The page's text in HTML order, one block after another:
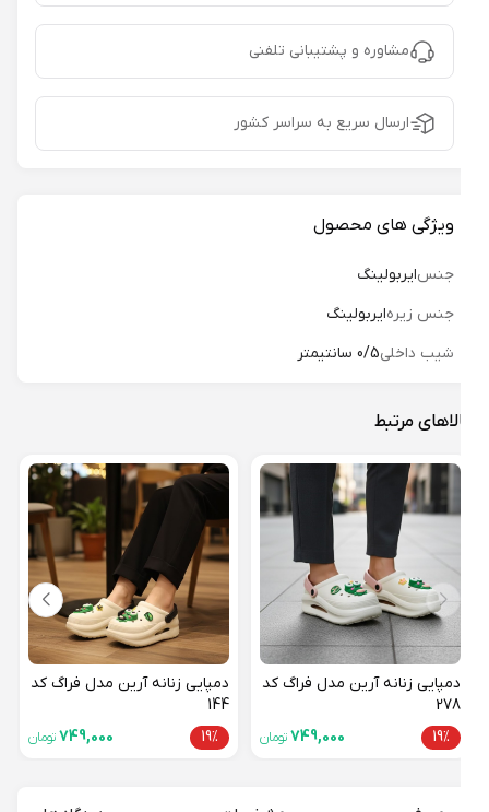
مشاوره و پشتیبانی تلفنی
ارسال سریع به سراسر کشور
ویژگی های محصول
جنسایربولینگ
جنس زیره ایربولینگ
شیب داخلی0/5 سانتیمتر
مرتبط
دمپایی زنانه آرین مدل فراگ کد
749,000تومان
دمپایی زنانه آرین مدل فراگ کد
749,000تومان